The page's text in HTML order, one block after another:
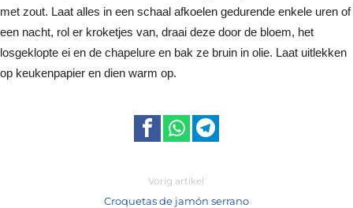
met zout. Laat alles in een schaal afkoelen gedurende enkele uren of
een nacht, rol er kroketjes van, draai deze door de bloem, het
losgeklopte ei en de chapelure en bak ze bruin in olie. Laat uitlekken
op keukenpapier en dien warm op.
Vorig artikel
Croquetas de jamón serrano